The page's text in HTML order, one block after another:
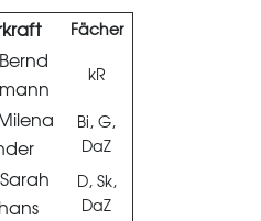
Fächer
kR
Bi, G,
DaZ
D, Sk,
DaZ